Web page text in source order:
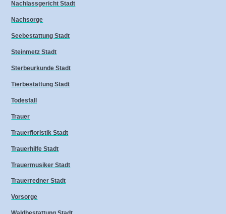
Nachlassgericht Stadt
Nachsorge
Seebestattung Stadt
Steinmetz Stadt
Sterbeurkunde Stadt
Tierbestattung Stadt
Todesfall
Trauer
Trauerfloristik Stadt
Trauerhilfe Stadt
Trauermusiker Stadt
Trauerredner Stadt
Vorsorge